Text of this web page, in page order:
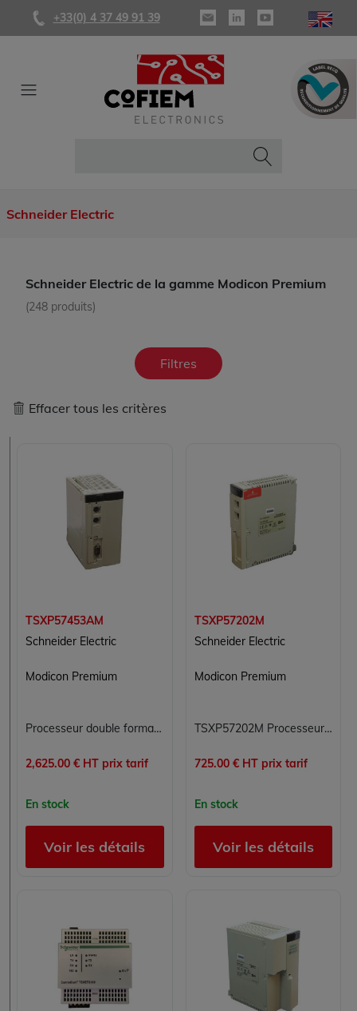
+33(0) 4 37 49 91 39
Schneider Electric
Schneider Electric de la gamme Modicon Premium
(248 produits)
Filtres
Effacer tous les critères
TSXP57453AM
Schneider Electric
Modicon Premium
Processeur double format TSXP57453AM Schneider Modicon Premium automate PL7 Junior/Pro avec Fipio intégré 2040 E/S TOR
2,625.00 € HT prix tarif
En stock
Voir les détails
TSXP57202M
Schneider Electric
Modicon Premium
TSXP57202M Processeur Modicon Premium Schneider Electric
725.00 € HT prix tarif
En stock
Voir les détails